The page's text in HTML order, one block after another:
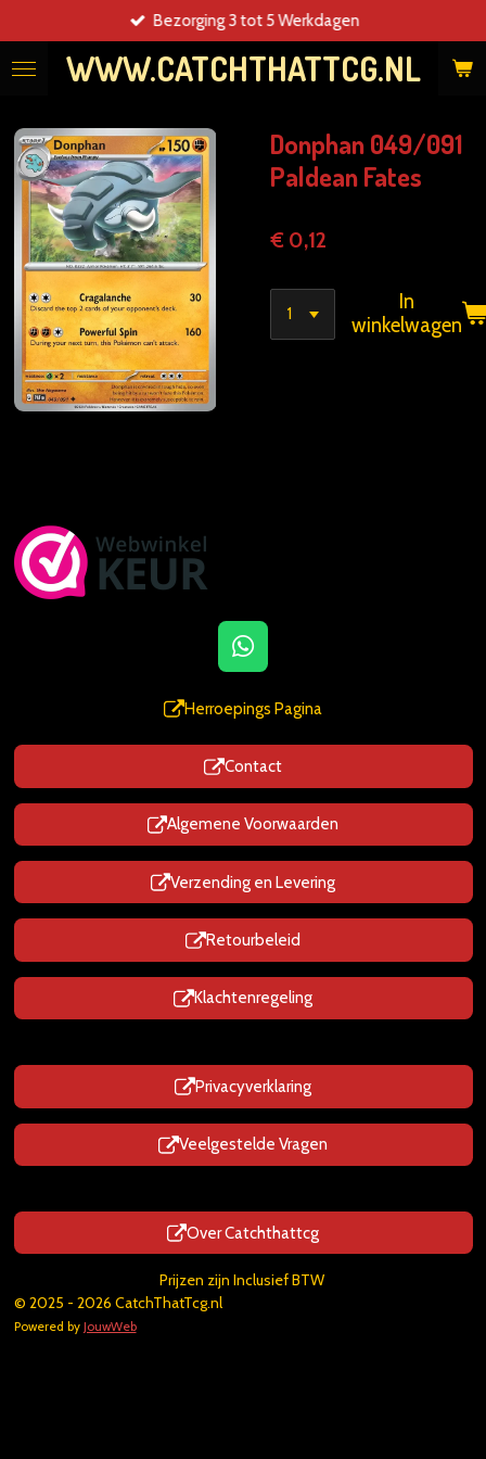
direct
naar
WWW.CATCHTHATTCG.NL
Bezorging 3 tot 5 Werkdagen
Donphan 049/091
Paldean Fates
€ 0,12
In
winkelwagen
W
h
a
s
A
p
p
Herroepings Pagina
Contact
Algemene Voorwaarden
Verzending en Levering
Retourbeleid
Klachtenregeling
Privacyverklaring
Veelgestelde Vragen
Over Catchthattcg
Prijzen zijn Inclusief BTW
© 2025 - 2026 CatchThatTcg.nl
Powered by JouwWeb